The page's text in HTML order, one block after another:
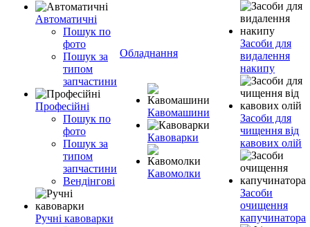
Автоматичні
Пошук по
фото
Пошук за
типом
запчастини
Професійні
Пошук по
фото
Пошук за
типом
запчастини
Вендінгові
Ручні кавоварки
Обладнання
Кавомашини
Кавоварки
Кавомолки
Засоби для
видалення
накипу
Засоби для
чищення від
кавових олій
Засоби
очищення
капучинатора